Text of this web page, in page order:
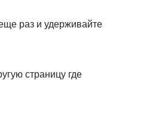
раз и удерживайте
страницу где